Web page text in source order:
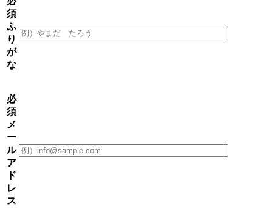
須
ふ
り
が
な
必
須
メ
ー
ル
ア
ド
レ
ス